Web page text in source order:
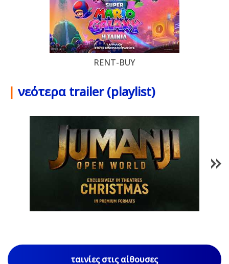
RENT-BUY
| νεότερα trailer (playlist)
1/85
ταινίες στις αίθουσες